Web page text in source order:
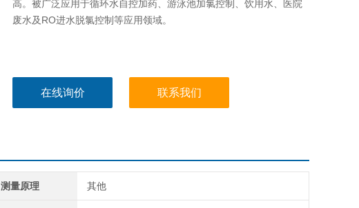
高。被广泛应用于循环水自控加药、游泳池加氯控制、饮用水、医院
废水及RO进水脱氯控制等应用领域。
在线询价 联系我们
测量原理 其他